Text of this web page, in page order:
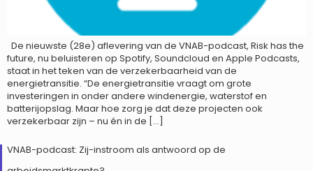
De nieuwste (28e) aflevering van de VNAB-podcast, Risk has the
future, nu beluisteren op Spotify, Soundcloud en Apple Podcasts,
staat in het teken van de verzekerbaarheid van de
energietransitie. “De energietransitie vraagt om grote
investeringen in onder andere windenergie, waterstof en
batterijopslag. Maar hoe zorg je dat deze projecten ook
verzekerbaar zijn – nu én in de […]
VNAB-podcast: Zij-instroom als antwoord op de